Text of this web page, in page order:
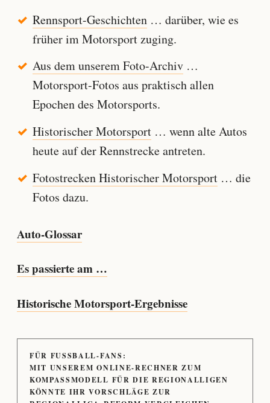
Rennsport-Geschichten… darüber, wie es
früher im Motorsport zuging.
Aus dem unserem Foto-Archiv…
Motorsport-Fotos aus praktisch allen
Epochen des Motorsports.
Historischer Motorsport… wenn alte Autos
heute auf der Rennstrecke antreten.
Fotostrecken Historischer Motorsport… die
Fotos dazu.
Auto-Glossar
Es passierte am …
Historische Motorsport-Ergebnisse
FÜR FUSSBALL-FANS:
MIT UNSEREM ONLINE-RECHNER ZUM
KOMPASSMODELL FÜR DIE REGIONALLIGEN
KÖNNTE IHR VORSCHLÄGE ZUR